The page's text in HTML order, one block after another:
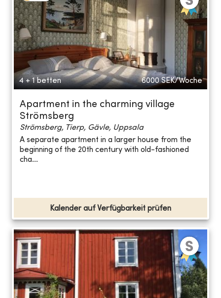
4 + 1 betten 6000 SEK/Woche
Apartment in the charming village
Strömsberg
Strömsberg, Tierp, Gävle, Uppsala
A separate apartment in a larger house from the
beginning of the 20th century with old-fashioned
cha...
Kalender auf Verfügbarkeit prüfen